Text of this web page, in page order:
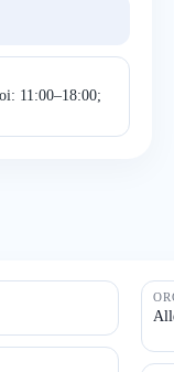
11:00–18:00;